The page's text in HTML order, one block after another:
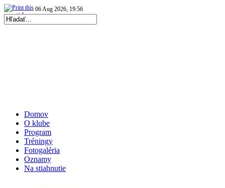
06 Aug 2026, 19:56
Domov
O klube
Program
Tréningy
Fotogaléria
Oznamy
Na stiahnutie